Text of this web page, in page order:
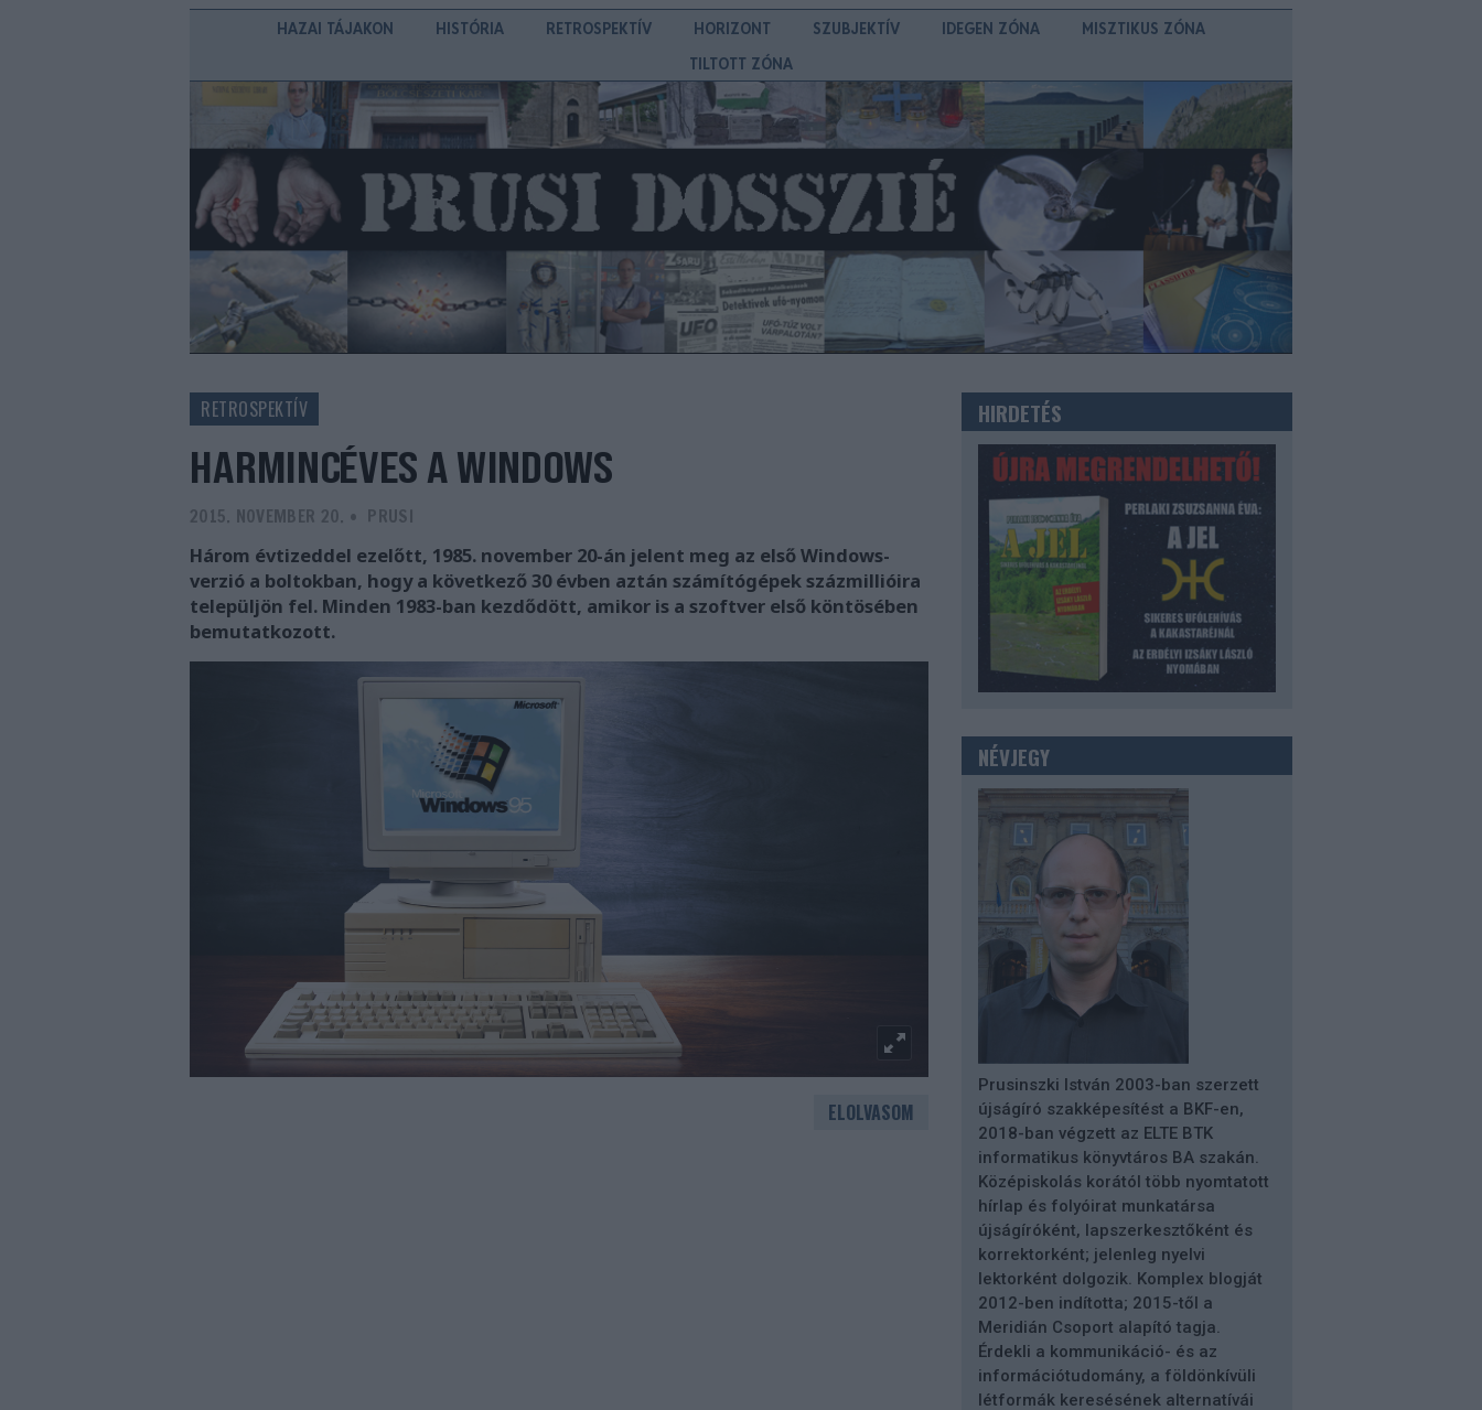
HAZAI TÁJAKON HISTÓRIA RETROSPEKTÍV HORIZONT SZUBJEKTÍV IDEGEN ZÓNA
MISZTIKUS ZÓNA
TILTOTT ZÓNA
HARMINCÉVES A WINDOWS
2015. NOVEMBER 20. - PRUSI
Három évtizeddel ezelőtt, 1985. november 20-án jelent meg az első Windows-
verzió a boltokban, hogy a következő 30 évben aztán számítógépek százmillióira
települjön fel. Minden 1983-ban kezdődött, amikor is a szoftver első köntösében
bemutatkozott.
ELOLVASOM
RETROSPEKTÍV HIRDETÉS
NÉVJEGY
Prusinszki István 2003-ban szerzett
újságíró szakképesítést a BKF-en,
2018-ban végzett az ELTE BTK
informatikus könyvtáros BA szakán.
Középiskolás korától több nyomtatott
hírlap és folyóirat munkatársa
újságíróként, lapszerkesztőként és
korrektorként; jelenleg nyelvi
lektorként dolgozik. Komplex blogját
2012-ben indította; 2015-től a
Meridián Csoport alapító tagja.
Érdekli a kommunikáció- és az
információtudomány, a földönkívüli
létformák keresésének alternatívái